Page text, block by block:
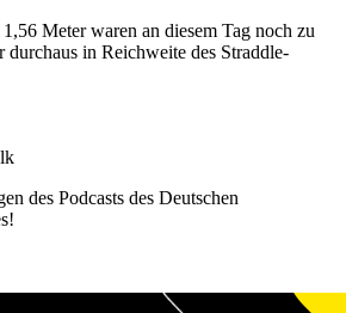
Meter waren an diesem Tag noch zu
durchaus in Reichweite des Straddle-
des Podcasts des Deutschen